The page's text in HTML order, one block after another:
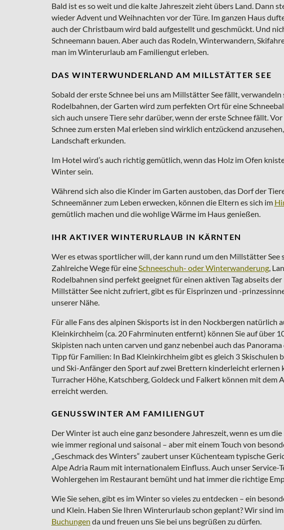
Bald ist es so weit und die kalte Jahreszeit zieht übers Land. Dann
wieder Advent und Weihnachten vor der Türe. Im ganzen Haus
auch der Christbaum wird bald aufgestellt und geschmückt. Und
Schneemann bauen. Aber auch das Rodeln, Winterwandern,
man im Winterurlaub am Familiengut erleben.
DAS WINTERWUNDERLAND AM MILLSTÄTTER SEE
Sobald der erste Schnee bei uns am Millstätter See fällt,
Rodelbahnen, der Garten wird zum perfekten Ort für eine
sich auch unsere Tiere sehr darüber, wenn der erste Schnee fällt.
Schnee zum ersten Mal erleben sind wirklich entzückend
Landschaft erkunden.
Im Hotel wird’s auch richtig gemütlich, wenn das Holz im Ofen
Winter sein.
Während sich also die Kinder im Garten austoben, das Dorf der
Schneemänner zum Leben erwecken, können die Eltern es sich im
gemütlich machen und die wohlige Wärme im Haus genießen.
IHR AKTIVER WINTERURLAUB IN KÄRNTEN
Wer es etwas sportlicher will, der kann rund um den Millstätter See
Zahlreiche Wege für eine Schneeschuh- oder Winterwanderung,
Rodelbahnen sind perfekt geeignet für einen aktiven Tag abseits
Millstätter See nicht zufriert, gibt es für Eisprinzen und -
unserer Nähe.
Für alle Fans des alpinen Skisports ist in den Nockbergen natürlich
Kleinkirchheim (ca. 20 Fahrminuten entfernt) können Sie auf über
Skipisten nach unten carven und ganz nebenbei auch das
Tipp für Familien: In Bad Kleinkirchheim gibt es gleich 3 Skischulen
und Ski-Anfänger den Sport auf zwei Brettern kinderleicht erlernen
Turracher Höhe, Katschberg, Goldeck und Falkert können mit dem
erreicht werden.
GENUSSWINTER AM FAMILIENGUT
Der Winter ist auch eine ganz besondere Jahreszeit, wenn es um
wie immer regional und saisonal – aber mit einem Touch von
„Geschmack des Winters“ zaubert unser Küchenteam typische
Alpe Adria Raum mit internationalem Einfluss. Auch unser Service-
Wohlergehen im Restaurant bemüht und hat immer die richtige
Wie Sie sehen, gibt es im Winter so vieles zu entdecken – ein
und Klein. Haben Sie Ihren Winterurlaub schon geplant? Wir sind
Buchungen da und freuen uns Sie bei uns begrüßen zu dürfen.